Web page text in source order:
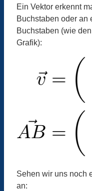
Ein Vektor erkennt
Buchstaben oder an
Buchstaben (wie
Grafik):
Sehen wir uns noch
an: